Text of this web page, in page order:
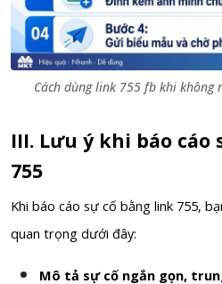
Cách dùng link 755 fb khi không
III. Lưu ý khi báo cáo
755
Khi báo cáo sự cố bằng link 755,
quan trọng dưới đây:
Mô tả sự cố ngắn gọn,